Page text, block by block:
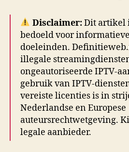
Disclaimer:Dit artikel
bedoeld voor
doeleinden.
illegale
ongeautoriseerde IPTV-
gebruik van IPTV-
vereiste licenties is in
Nederlandse en Europese
auteursrechtwetgeving.
legale aanbieder.